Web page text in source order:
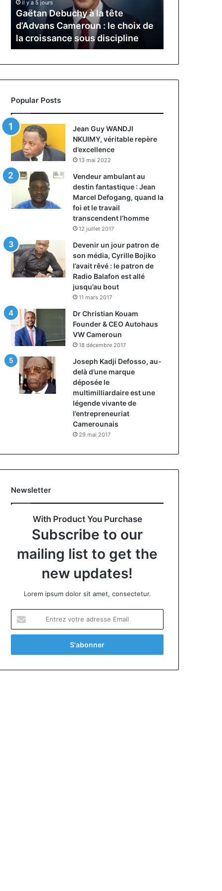
Cameroun
le
choix
de
sous
il y a 5 jours
Gaëtan Debuchy à la tête
d’Advans Cameroun : le choix de
la croissance sous discipline
client
conquête
des
Popular Posts
Jean Guy WANDJI
NKUIMY, véritable repère
d’excellence
13 mai 2022
Vendeur ambulant au
destin fantastique : Jean
Marcel Defogang, quand la
foi et le travail
transcendent l’homme
12 juillet 2017
Devenir un jour patron de
son média, Cyrille Bojiko
l’avait rêvé : le patron de
Radio Balafon est allé
jusqu’au bout
11 mars 2017
Dr Christian Kouam
Founder & CEO Autohaus
VW Cameroun
18 décembre 2017
Joseph Kadji Defosso, au-
delà d’une marque
déposée le
multimilliardaire est une
légende vivante de
l’entrepreneuriat
Camerounais
29 mai 2017
Newsletter
With Product You Purchase
Subscribe to our
mailing list to get the
new updates!
Lorem ipsum dolor sit amet, consectetur.
votre
adresse